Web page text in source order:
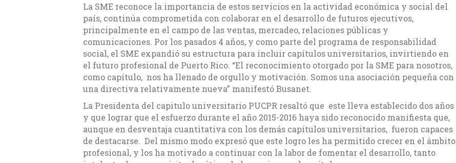
La SME reconoce la importancia de estos servicios en la actividad económica y social del
país, continúa comprometida con colaborar en el desarrollo de futuros ejecutivos,
principalmente en el campo de las ventas, mercadeo, relaciones públicas y
comunicaciones. Por los pasados 4 años, y como parte del programa de responsabilidad
social, el SME expandió su estructura para incluir capítulos universitarios, invirtiendo en
el futuro profesional de Puerto Rico. “El reconocimiento otorgado por la SME para nosotros,
como capítulo, nos ha llenado de orgullo y motivación. Somos una asociación pequeña con
una directiva relativamente nueva” manifestó Busanet.
La Presidenta del capitulo universitario PUCPR resaltó que este lleva establecido dos años
y que lograr que el esfuerzo durante el año 2015-2016 haya sido reconocido manifiesta que,
aunque en desventaja cuantitativa con los demás capítulos universitarios, fueron capaces
de destacarse. Del mismo modo expresó que este logro les ha permitido crecer en el ámbito
profesional, y los ha motivado a continuar con la labor de fomentar el desarrollo, tanto